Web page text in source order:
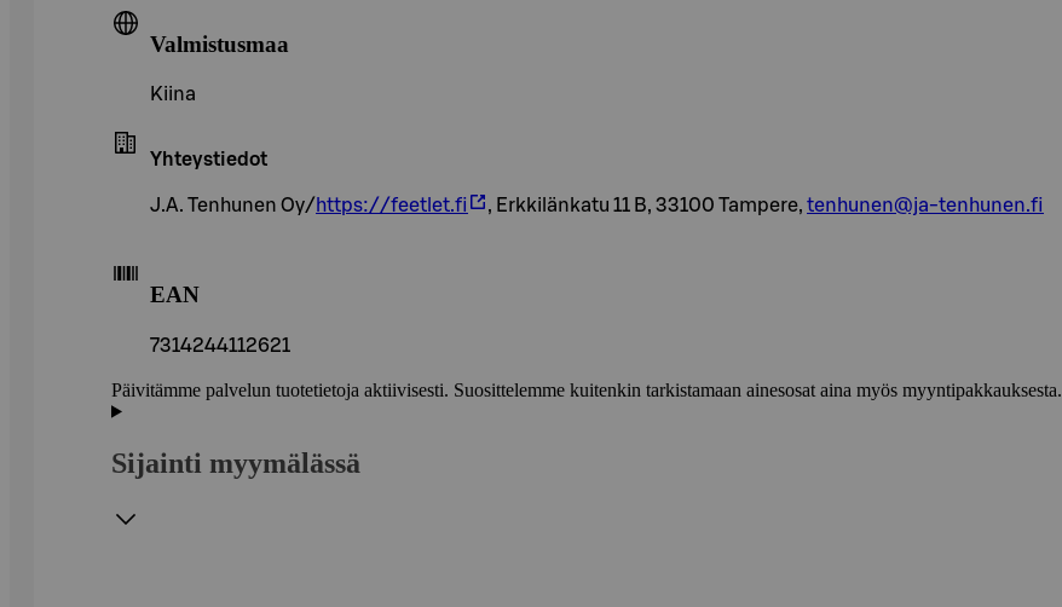
Valmistusmaa
Kiina
Yhteystiedot
J.A. Tenhunen Oy/ https://feetlet.fi , Erkkilänkatu 11 B, 33100 Tampere, tenhunen@ja-tenhunen.fi
EAN
7314244112621
Päivitämme palvelun tuotetietoja aktiivisesti. Suosittelemme kuitenkin tarkistamaan ainesosat aina myös myyntipakkauksesta.
Sijainti myymälässä